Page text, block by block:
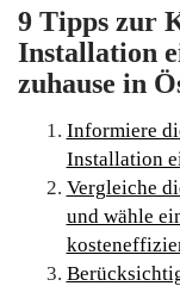
9 Tipps zur
Installation
zuhause in
Informiere
Installation
Vergleiche
und wähle